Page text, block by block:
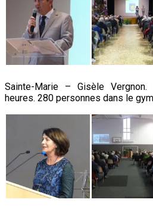
Sainte-Marie – Gisèle
heures. 280 personnes dans le